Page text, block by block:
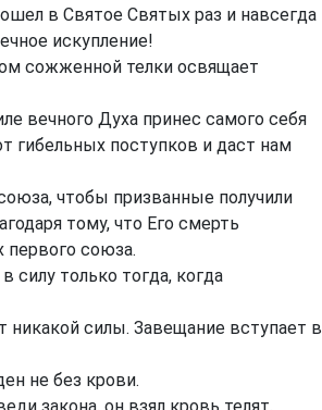
в Святое Святых раз и навсегда
искупление!
сожженной телки освящает
вечного Духа принес самого себя
гибельных поступков и даст нам
чтобы призванные получили
тому, что Его смерть
первого союза.
силу только тогда, когда
силы. Завещание вступает в
не без крови.